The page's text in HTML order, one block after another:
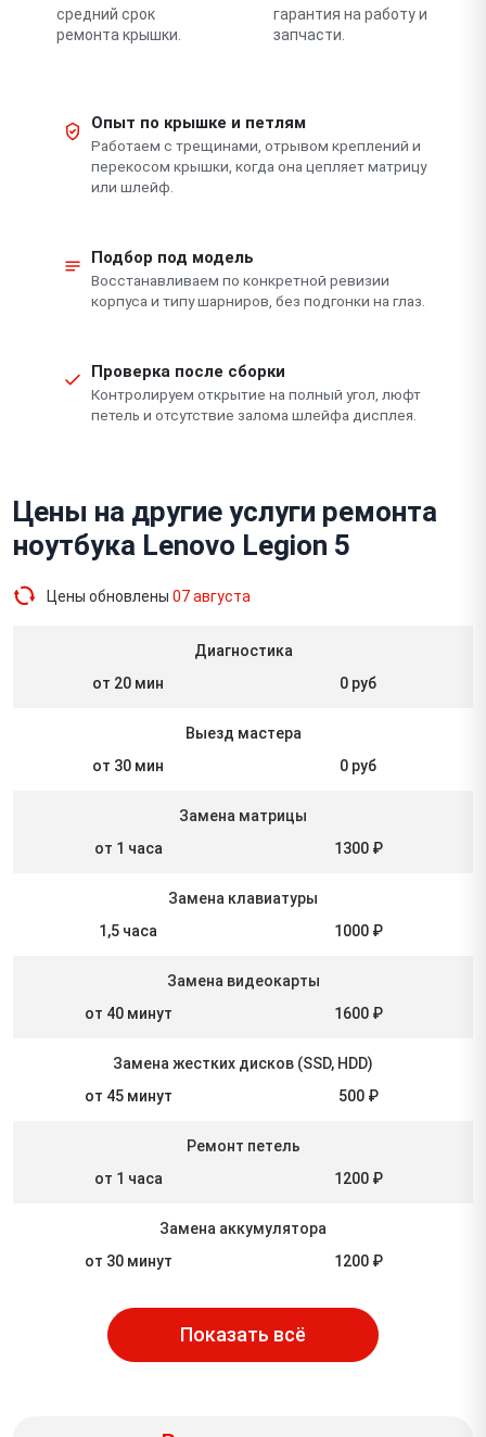
средний срок
ремонта крышки.
гарантия на работу и
запчасти.
Опыт по крышке и петлям
Работаем с трещинами, отрывом креплений и
перекосом крышки, когда она цепляет матрицу
или шлейф.
Подбор под модель
Восстанавливаем по конкретной ревизии
корпуса и типу шарниров, без подгонки на глаз.
Проверка после сборки
Контролируем открытие на полный угол, люфт
петель и отсутствие залома шлейфа дисплея.
Цены на другие услуги ремонта
ноутбука Lenovo Legion 5
Цены обновлены 07 августа
Диагностика
от 20 мин
0 руб
Выезд мастера
от 30 мин
0 руб
Замена матрицы
от 1 часа
1300 ₽
Замена клавиатуры
1,5 часа
1000 ₽
Замена видеокарты
от 40 минут
1600 ₽
Замена жестких дисков (SSD, HDD)
от 45 минут
500 ₽
Ремонт петель
от 1 часа
1200 ₽
Замена аккумулятора
от 30 минут
1200 ₽
Показать всё